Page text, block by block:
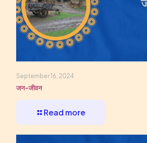
September 16, 2024
जन-जीवन
Read more